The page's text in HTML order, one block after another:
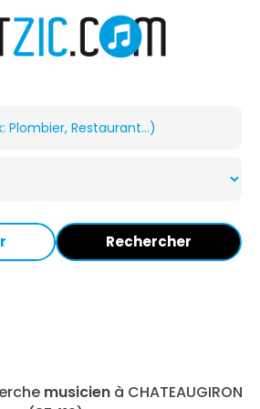
Rechercher
musicien à CHATEAUGIRON